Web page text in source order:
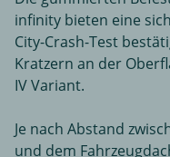
infinity bieten eine
City-Crash-Test
Kratzern an der
IV Variant.
Je nach Abstand
und dem